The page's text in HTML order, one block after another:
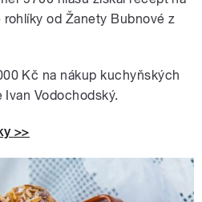
od Žanety Bubnové z
Kč na nákup kuchyňských
Vodochodský.
>>